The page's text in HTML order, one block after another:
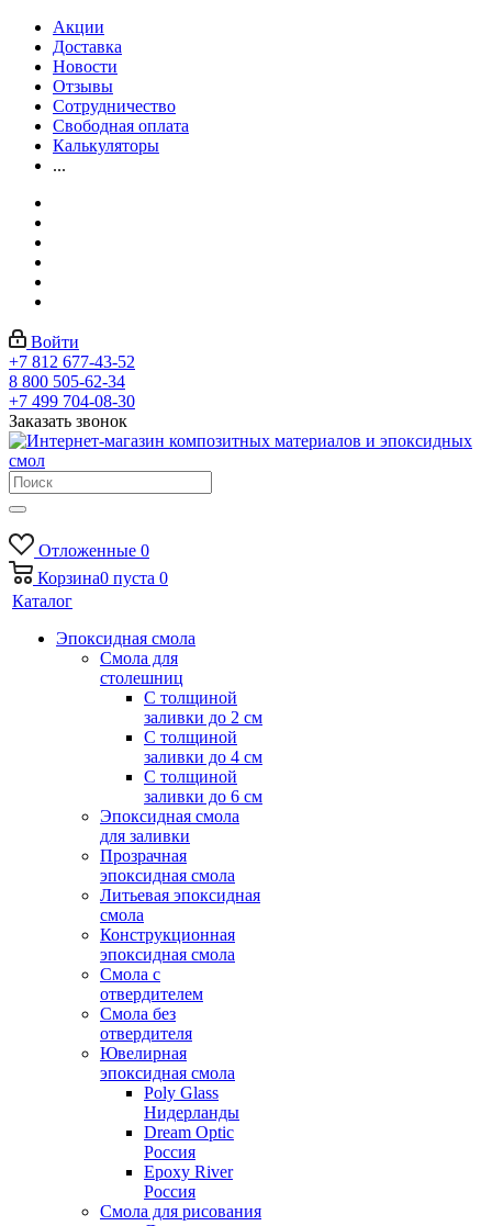
Акции
Доставка
Новости
Отзывы
Сотрудничество
Свободная оплата
Калькуляторы
...
Войти
+7 812 677-43-52
8 800 505-62-34
+7 499 704-08-30
Заказать звонок
Отложенные 0
Корзина0 пуста 0
Каталог
Эпоксидная смола
Смола для
столешниц
С толщиной
заливки до 2 см
С толщиной
заливки до 4 см
С толщиной
заливки до 6 см
Эпоксидная смола
для заливки
Прозрачная
эпоксидная смола
Литьевая эпоксидная
смола
Конструкционная
эпоксидная смола
Смола с
отвердителем
Смола без
отвердителя
Ювелирная
эпоксидная смола
Poly Glass
Нидерланды
Dream Optic
Россия
Epoxy River
Россия
Смола для рисования